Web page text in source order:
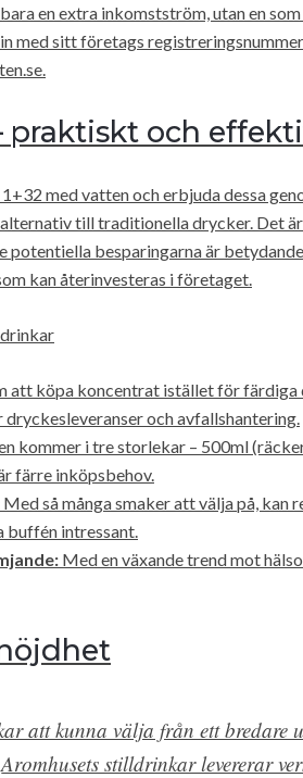
en extra inkomstström, utan en
med sitt företags
praktiskt och
med vatten och erbjuda dessa
till traditionella drycker. Det
potentiella besparingarna är
kan återinvesteras i företaget.
att köpa koncentrat istället för
och avfallshantering.
kommer i tre storlekar – 500ml
färre inköpsbehov.
Med så många smaker att välja på, kan
buffén intressant.
Med en växande trend mot
att kunna välja från ett bredare
Aromhusets stilldrinkar levererar